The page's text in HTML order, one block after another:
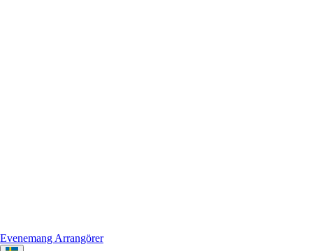
Evenemang Arrangörer